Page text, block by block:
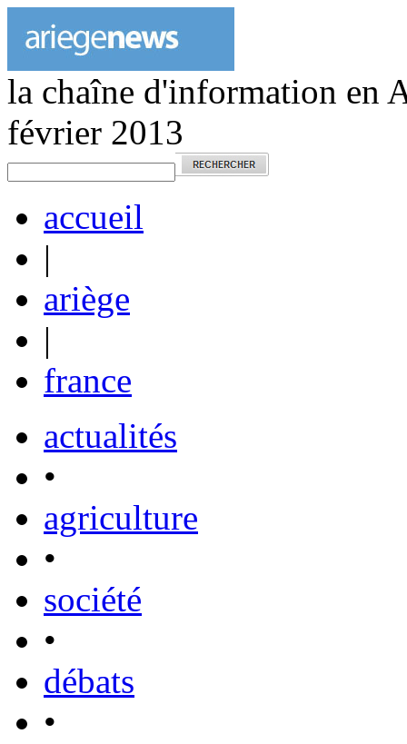
la chaîne d'information en
février 2013
accueil
|
ariège
|
france
actualités
•
agriculture
•
société
•
débats
•